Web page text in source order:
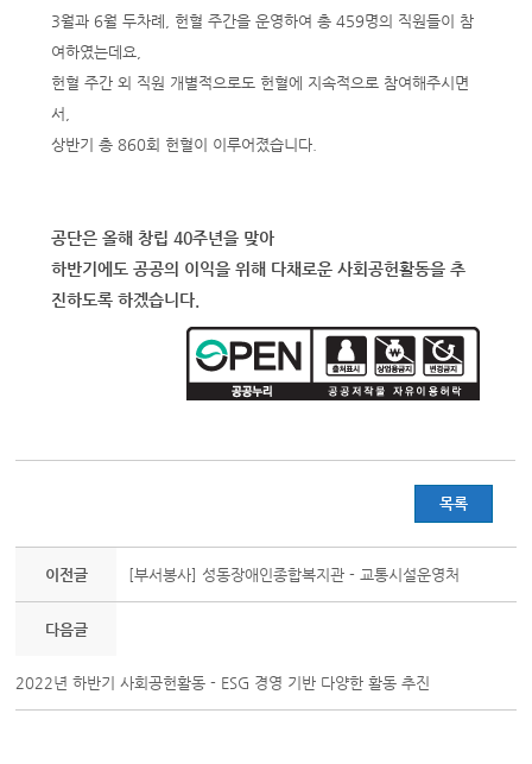
3월과 6월 두차례, 헌혈 주간을 운영하여 총 459명의 직원들이 참
여하였는데요,
헌혈 주간 외 직원 개별적으로도 헌혈에 지속적으로 참여해주시면
서,
상반기 총 860회 헌혈이 이루어졌습니다.
공단은 올해 창립 40주년을 맞아
하반기에도 공공의 이익을 위해 다채로운 사회공헌활동을 추
진하도록 하겠습니다.
목록
이전글 [부서봉사] 성동장애인종합복지관 - 교통시설운영처
다음글
2022년 하반기 사회공헌활동 - ESG 경영 기반 다양한 활동 추진